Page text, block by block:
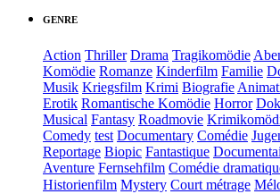
GENRE
Action Thriller Drama Tragikomödie
Komödie Romanze Kinderfilm Familie
Musik Kriegsfilm Krimi Biografie
Erotik Romantische Komödie Horror
Musical Fantasy Roadmovie
Comedy test Documentary Comédie
Reportage Biopic Fantastique
Aventure Fernsehfilm Comédie
Historienfilm Mystery Court métrage